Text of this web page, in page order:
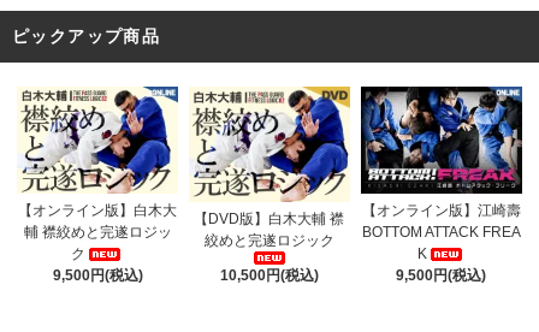
ピックアップ商品
【オンライン版】白木大
輔 襟絞めと完遂ロジッ
ク
9,500円(税込)
【DVD版】白木大輔 襟
絞めと完遂ロジック
10,500円(税込)
【オンライン版】江崎壽
BOTTOM ATTACK FREA
K
9,500円(税込)